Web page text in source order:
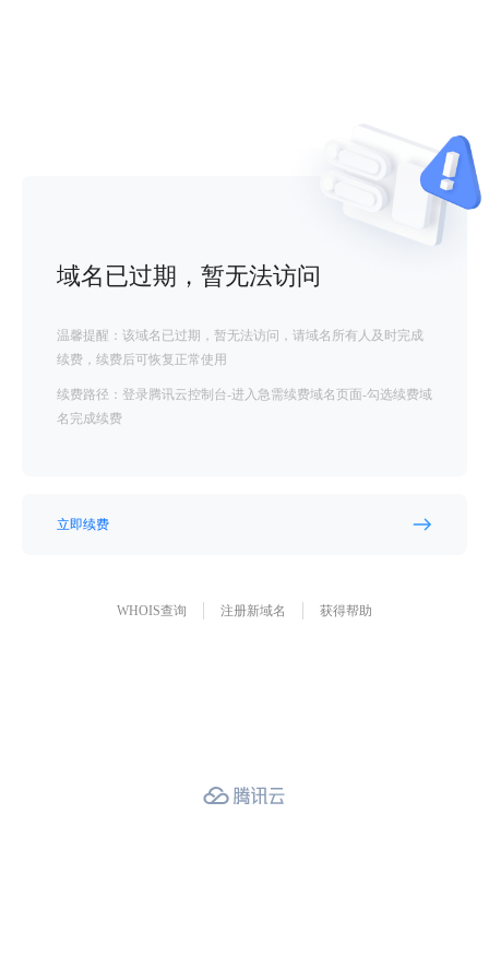
域名已过期，暂无法访问
温馨提醒：该域名已过期，暂无法访问，请域名所有人及时完成
续费，续费后可恢复正常使用
续费路径：登录腾讯云控制台-进入急需续费域名页面-勾选续费域
名完成续费
立即续费
WHOIS查询 注册新域名 获得帮助